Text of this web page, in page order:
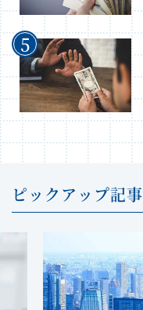
ピックアップ記事